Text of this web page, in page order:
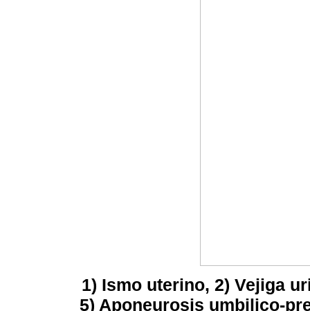
1) Ismo uterino, 2) Vejiga
5) Aponeurosis umbilico-